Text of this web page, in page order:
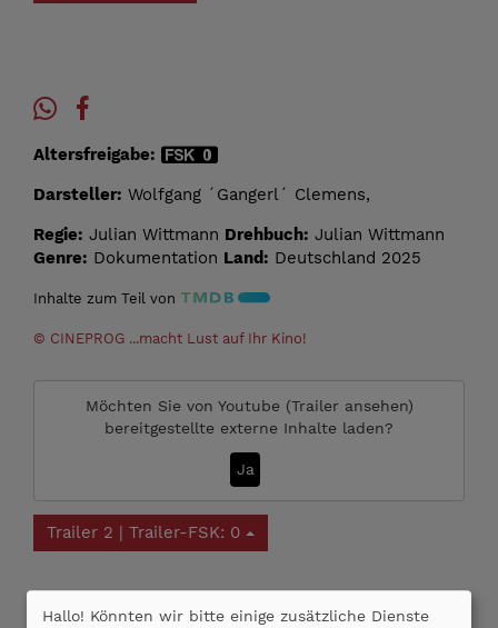
Altersfreigabe:
Darsteller: Wolfgang ´Gangerl´ Clemens,
Regie: Julian Wittmann Drehbuch: Julian Wittmann
Genre: Dokumentation Land: Deutschland 2025
Inhalte zum Teil von
© CINEPROG ...macht Lust auf Ihr Kino!
Möchten Sie von Youtube (Trailer ansehen)
bereitgestellte externe Inhalte laden?
Ja
Trailer 2 | Trailer-FSK: 0
Kommentare
Hallo! Könnten wir bitte einige zusätzliche Dienste